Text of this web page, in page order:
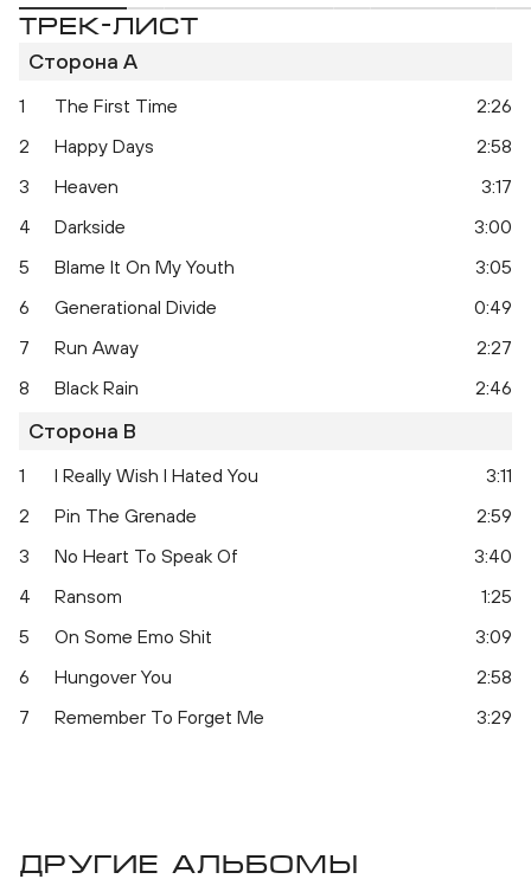
ТРЕК-ЛИСТ
Сторона A
1 The First Time
2:26
2
Happy Days
2:58
3
Heaven
3:17
4
Darkside
3:00
5
Blame It On My Youth
3:05
6
Generational Divide
0:49
7
Run Away
2:27
8
Black Rain 2:46
Сторона B
1 I Really Wish I Hated You
3:11
2
Pin The Grenade
2:59
3
No Heart To Speak Of
3:40
4
Ransom
1:25
5
On Some Emo Shit
3:09
6
Hungover You
2:58
7
Remember To Forget Me 3:29
Другие альбомы